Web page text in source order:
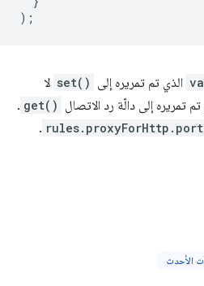
);
الذي تم تمريره إلى set() لا
تم تمريره إلى دالّة رد الاتصال get()
.
rules.proxyForHttp.port
.